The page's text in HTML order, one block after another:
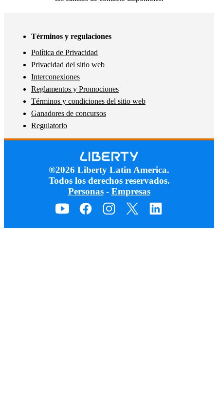
Términos y regulaciones
Política de Privacidad
Privacidad del sitio web
Interconexiones
Reglamentos y Promociones
Términos y condiciones del sitio web
Ganadores de concursos
Regulatorio
®2026 Liberty Latin America.
Todos los derechos reservados.
Personas- Empresas